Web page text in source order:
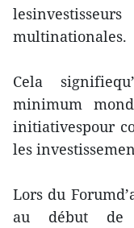
multinationales.
Cela
minimum
initiativespour
les
Lors du
au début de